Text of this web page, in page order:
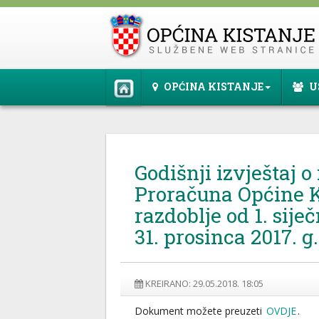
OPĆINA KISTANJE
Godišnji izvještaj
Proračuna Općine
razdoblje od 1.
31. prosinca 2017. g.
KREIRANO: 29.05.2018. 18:05
Dokument možete preuzeti OVDJE.